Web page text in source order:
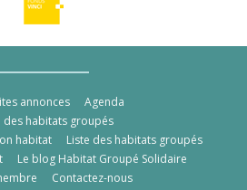
annonces
Agenda
des habitats groupés
habitat
Liste des habitats groupés
Le blog Habitat Groupé Solidaire
Contactez-nous